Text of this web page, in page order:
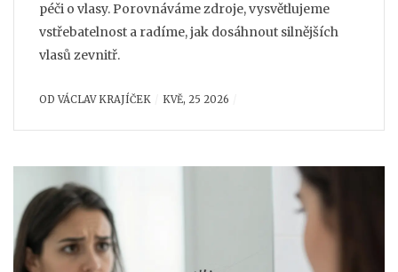
péči o vlasy. Porovnáváme zdroje, vysvětlujeme
vstřebatelnost a radíme, jak dosáhnout silnějších
vlasů zevnitř.
ODVÁCLAV KRAJÍČEK KVĚ, 25 2026